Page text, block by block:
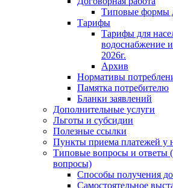
Типовые формы
Тарифы
Тарифы для
водоснабжение
2026г.
Архив
Нормативы
Памятка потребителю
Бланки заявлений
Дополнительные услуги
Льготы и субсидии
Полезные ссылки
Пункты приема платежей у
Типовые вопросы и ответы
вопросы)
Способы получения
Самостоятельное